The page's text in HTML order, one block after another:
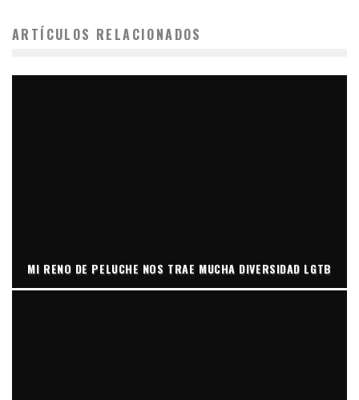
ARTÍCULOS RELACIONADOS
MI RENO DE PELUCHE NOS TRAE MUCHA DIVERSIDAD LGTB